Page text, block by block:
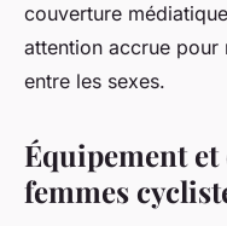
couverture
attention accrue pour
entre les sexes.
Équipement
femmes